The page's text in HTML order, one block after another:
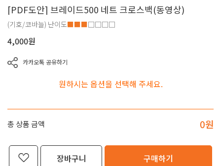
[PDF도안] 브레이드500 네트 크로스백(동영상)
(기호/코바늘) 난이도■■■□□□□
4,000원
카카오톡 공유하기
원하시는 옵션을 선택해 주세요.
총 상품 금액 0원
장바구니 구매하기